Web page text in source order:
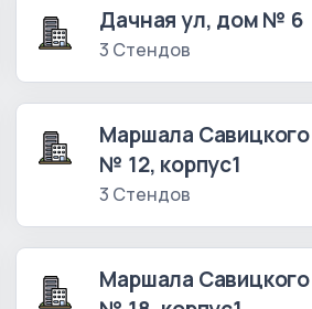
Дачная ул, дом № 6
3 Стендов
Маршала
№ 12, корпус1
3 Стендов
Маршала